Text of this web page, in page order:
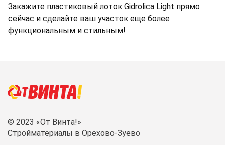
Закажите пластиковый лоток Gidrolica Light прямо
сейчас и сделайте ваш участок еще более
функциональным и стильным!
© 2023 «От Винта!»
Стройматериалы в Орехово-Зуево